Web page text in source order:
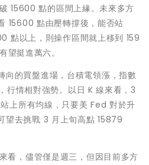
15600 點的區間上緣。未來多方
15600 點由壓轉撐後，能否站
點以上，則操作區間就上移到 159
挺進萬六。
向的買盤進場，台積電領漲，指數
行情相對強勢。以日 K 線來看，3
上所有均線，只要美 Fed 對於升
望去挑戰 3 月上旬高點 15879
看，儘管僅是週三，但因目前多方